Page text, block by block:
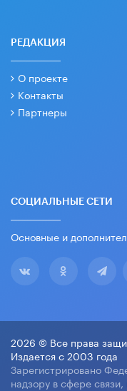
РЕДАКЦИЯ
О проекте
Контакты
Партнеры
СОЦИАЛЬНЫЕ СЕТИ
Основные и
2026 © Все права
Издается с 2003 года
Зарегистрировано
надзору в сфере